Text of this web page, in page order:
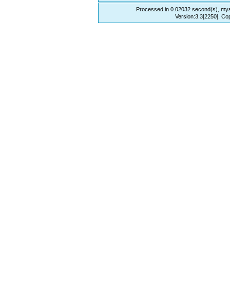
Processed in 0.02032 second(s),
Version:3.3[2250],